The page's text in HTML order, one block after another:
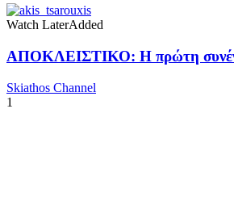
Watch LaterAdded
ΑΠΟΚΛΕΙΣΤΙΚΟ: Η πρώτη
Skiathos Channel
1